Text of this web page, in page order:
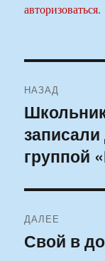
авторизоваться.
по
записям
НАЗАД
Предыдущая
запись:
группой
ДАЛЕЕ
Следующая
Свой в